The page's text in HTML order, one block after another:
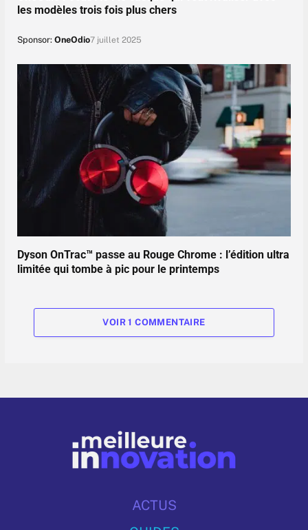
les modèles trois fois plus chers
Sponsor: OneOdio7 juillet 2025
Dyson OnTrac™ passe au Rouge Chrome : l’édition ultra
limitée qui tombe à pic pour le printemps
VOIR 1 COMMENTAIRE
ACTUS